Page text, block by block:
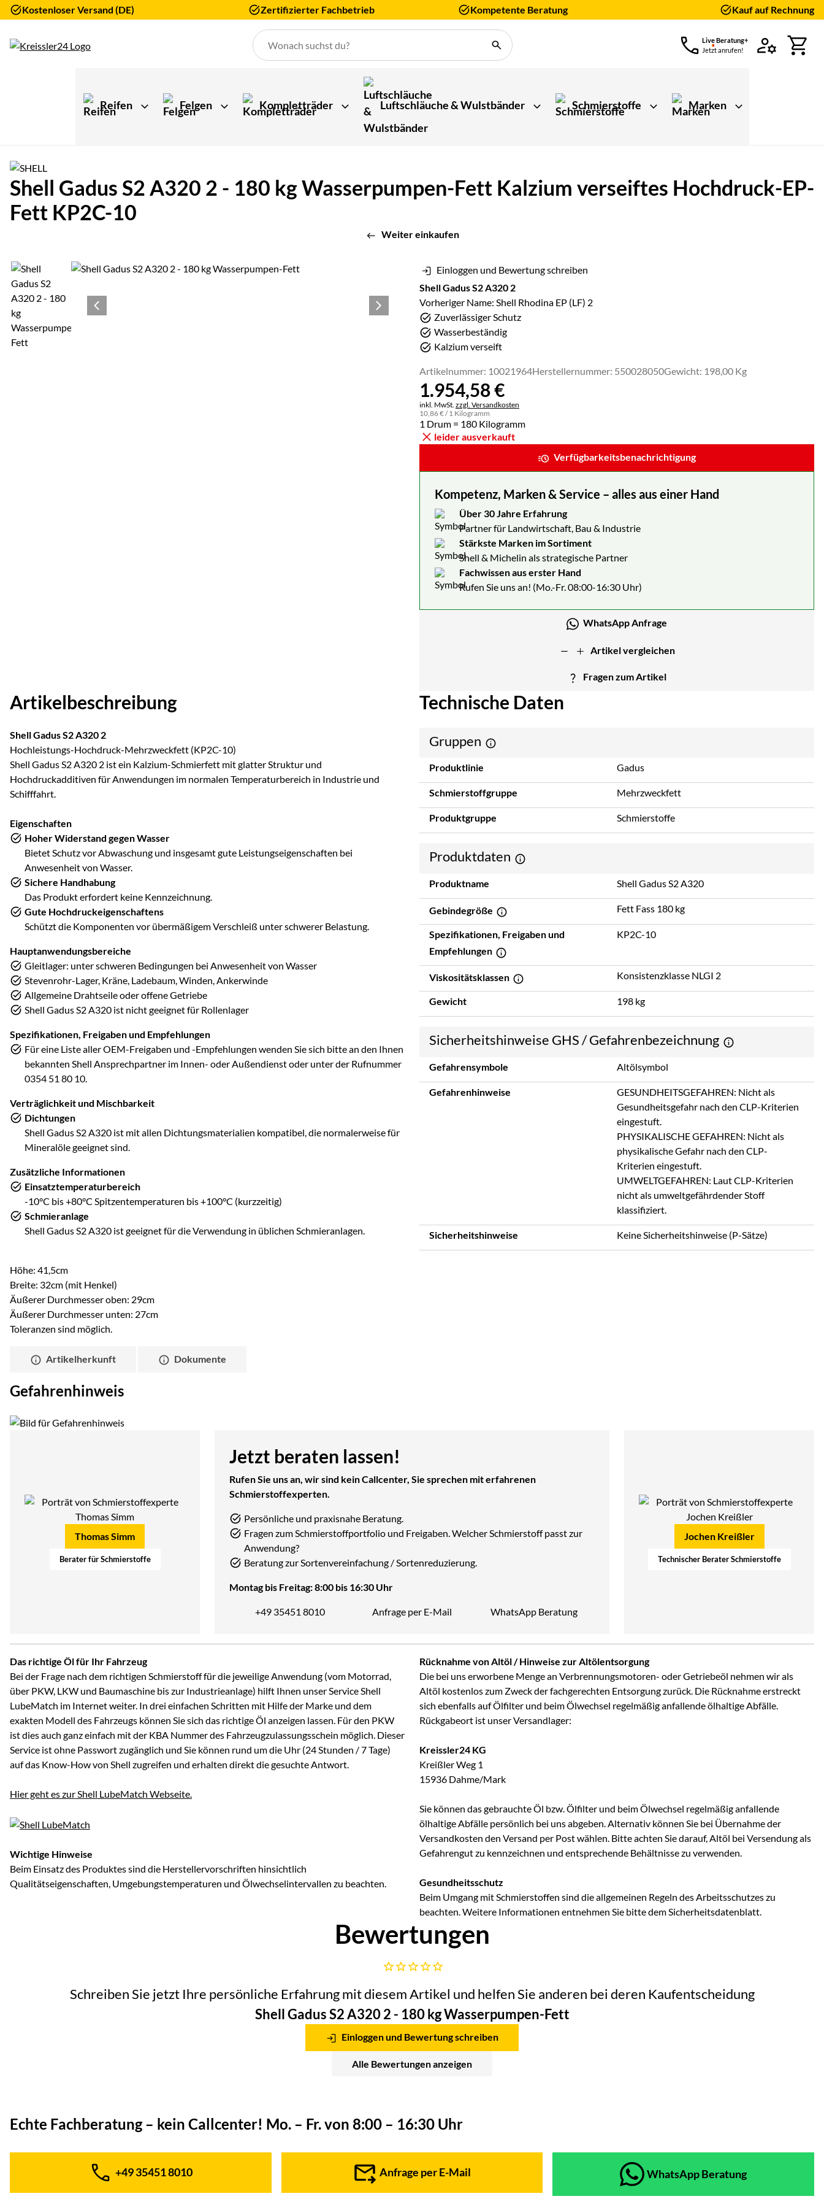
Kostenloser Versand (DE) Zertifizierter Fachbetrieb Kompetente Beratung Kauf auf Rechnung
Live Beratung+
Jetzt anrufen!
Reifen Felgen Kompletträder Luftschläuche & Wulstbänder Schmierstoffe Marken
Shell Gadus S2 A320 2 - 180 kg Wasserpumpen-Fett Kalzium verseiftes Hochdruck-EP-
Fett KP2C-10
Weiter einkaufen
Produktgalerie
Zur Kaufbox springen
Einloggen und Bewertung schreiben
Shell Gadus S2 A320 2
Vorheriger Name: Shell Rhodina EP (LF) 2
Zuverlässiger Schutz
Wasserbeständig
Kalzium verseift
Artikelnummer: 10021964Herstellernummer: 550028050Gewicht: 198,00 Kg
1.954,58€
Steuerhinweis:
inkl. MwSt. zzgl. Versandkosten
10,86€/ 1 Kilogramm
1 Drum = 180 Kilogramm
leider ausverkauft
Verfügbarkeitsbenachrichtigung
Kompetenz, Marken & Service – alles aus einer Hand
Über 30 Jahre Erfahrung
Partner für Landwirtschaft, Bau & Industrie
Stärkste Marken im Sortiment
Shell & Michelin als strategische Partner
Fachwissen aus erster Hand
Rufen Sie uns an! (Mo.-Fr. 08:00-16:30 Uhr)
WhatsApp Anfrage
Artikel vergleichen
Fragen zum Artikel
Artikelbeschreibung
Shell Gadus S2 A320 2
Hochleistungs-Hochdruck-Mehrzweckfett (KP2C-10)
Shell Gadus S2 A320 2 ist ein Kalzium-Schmierfett mit glatter Struktur und
Hochdruckadditiven für Anwendungen im normalen Temperaturbereich in Industrie und
Schifffahrt.
Eigenschaften
Hoher Widerstand gegen Wasser
Bietet Schutz vor Abwaschung und insgesamt gute Leistungseigenschaften bei
Anwesenheit von Wasser.
Sichere Handhabung
Das Produkt erfordert keine Kennzeichnung.
Gute Hochdruckeigenschaftens
Schützt die Komponenten vor übermäßigem Verschleiß unter schwerer Belastung.
Hauptanwendungsbereiche
Gleitlager: unter schweren Bedingungen bei Anwesenheit von Wasser
Stevenrohr-Lager, Kräne, Ladebaum, Winden, Ankerwinde
Allgemeine Drahtseile oder offene Getriebe
Shell Gadus S2 A320 ist nicht geeignet für Rollenlager
Spezifikationen, Freigaben und Empfehlungen
Für eine Liste aller OEM-Freigaben und -Empfehlungen wenden Sie sich bitte an den Ihnen
bekannten Shell Ansprechpartner im Innen- oder Außendienst oder unter der Rufnummer
0354 51 80 10.
Verträglichkeit und Mischbarkeit
Dichtungen
Shell Gadus S2 A320 ist mit allen Dichtungsmaterialien kompatibel, die normalerweise für
Mineralöle geeignet sind.
Zusätzliche Informationen
Einsatztemperaturbereich
-10°C bis +80°C Spitzentemperaturen bis +100°C (kurzzeitig)
Schmieranlage
Shell Gadus S2 A320 ist geeignet für die Verwendung in üblichen Schmieranlagen.
Höhe: 41,5cm
Breite: 32cm (mit Henkel)
Äußerer Durchmesser oben: 29cm
Äußerer Durchmesser unten: 27cm
Toleranzen sind möglich.
Artikelherkunft Dokumente
Gefahrenhinweis
Technische Daten
Gruppen
Produktlinie Gadus
Schmierstoffgruppe Mehrzweckfett
Produktgruppe Schmierstoffe
Produktdaten
Produktname Shell Gadus S2 A320
Gebindegröße Fett Fass 180 kg
Spezifikationen, Freigaben und
Empfehlungen
KP2C-10
Viskositätsklassen Konsistenzklasse NLGI 2
Gewicht 198 kg
Sicherheitshinweise GHS / Gefahrenbezeichnung
Gefahrensymbole Altölsymbol
Gefahrenhinweise
GESUNDHEITSGEFAHREN: Nicht als
Gesundheitsgefahr nach den CLP-Kriterien
eingestuft.
PHYSIKALISCHE GEFAHREN: Nicht als
physikalische Gefahr nach den CLP-
Kriterien eingestuft.
UMWELTGEFAHREN: Laut CLP-Kriterien
nicht als umweltgefährdender Stoff
klassifiziert.
Sicherheitshinweise Keine Sicherheitshinweise (P-Sätze)
Thomas Simm
Berater für Schmierstoffe
Jetzt beraten lassen!
Rufen Sie uns an, wir sind kein Callcenter, Sie sprechen mit erfahrenen
Schmierstoffexperten.
Persönliche und praxisnahe Beratung.
Fragen zum Schmierstoffportfolio und Freigaben. Welcher Schmierstoff passt zur
Anwendung?
Beratung zur Sortenvereinfachung / Sortenreduzierung.
Montag bis Freitag: 8:00 bis 16:30 Uhr
Telefon:
+49 35451 8010 Anfrage per E-Mail WhatsApp Beratung
Jochen Kreißler
Technischer Berater Schmierstoffe
Das richtige Öl für Ihr Fahrzeug
Bei der Frage nach dem richtigen Schmierstoff für die jeweilige Anwendung (vom Motorrad,
über PKW, LKW und Baumaschine bis zur Industrieanlage) hilft Ihnen unser Service Shell
LubeMatch im Internet weiter. In drei einfachen Schritten mit Hilfe der Marke und dem
exakten Modell des Fahrzeugs können Sie sich das richtige Öl anzeigen lassen. Für den PKW
ist dies auch ganz einfach mit der KBA Nummer des Fahrzeugzulassungsschein möglich. Dieser
Service ist ohne Passwort zugänglich und Sie können rund um die Uhr (24 Stunden / 7 Tage)
auf das Know-How von Shell zugreifen und erhalten direkt die gesuchte Antwort.
Hier geht es zur Shell LubeMatch Webseite.
Wichtige Hinweise
Beim Einsatz des Produktes sind die Herstellervorschriften hinsichtlich
Qualitätseigenschaften, Umgebungstemperaturen und Ölwechselintervallen zu beachten.
Rücknahme von Altöl / Hinweise zur Altölentsorgung
Die bei uns erworbene Menge an Verbrennungsmotoren- oder Getriebeöl nehmen wir als
Altöl kostenlos zum Zweck der fachgerechten Entsorgung zurück. Die Rücknahme erstreckt
sich ebenfalls auf Ölfilter und beim Ölwechsel regelmäßig anfallende ölhaltige Abfälle.
Rückgabeort ist unser Versandlager:
Kreissler24 KG
Kreißler Weg 1
15936 Dahme/Mark
Sie können das gebrauchte Öl bzw. Ölfilter und beim Ölwechsel regelmäßig anfallende
ölhaltige Abfälle persönlich bei uns abgeben. Alternativ können Sie bei Übernahme der
Versandkosten den Versand per Post wählen. Bitte achten Sie darauf, Altöl bei Versendung als
Gefahrengut zu kennzeichnen und entsprechende Behältnisse zu verwenden.
Gesundheitsschutz
Beim Umgang mit Schmierstoffen sind die allgemeinen Regeln des Arbeitsschutzes zu
beachten. Weitere Informationen entnehmen Sie bitte dem Sicherheitsdatenblatt.
Bewertungen
Noch keine Bewertungen abgegeben
Schreiben Sie jetzt Ihre persönliche Erfahrung mit diesem Artikel und helfen Sie anderen bei deren Kaufentscheidung
Shell Gadus S2 A320 2 - 180 kg Wasserpumpen-Fett
Einloggen und Bewertung schreiben
Alle Bewertungen anzeigen
Echte Fachberatung – kein Callcenter! Mo. – Fr. von 8:00 – 16:30 Uhr
Telefon:
+49 35451 8010 Anfrage per E-Mail WhatsApp Beratung